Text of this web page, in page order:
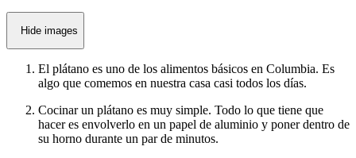
Hide images
El plátano es uno de los alimentos básicos en Columbia. Es
algo que comemos en nuestra casa casi todos los días.
Cocinar un plátano es muy simple. Todo lo que tiene que
hacer es envolverlo en un papel de aluminio y poner dentro de
su horno durante un par de minutos.